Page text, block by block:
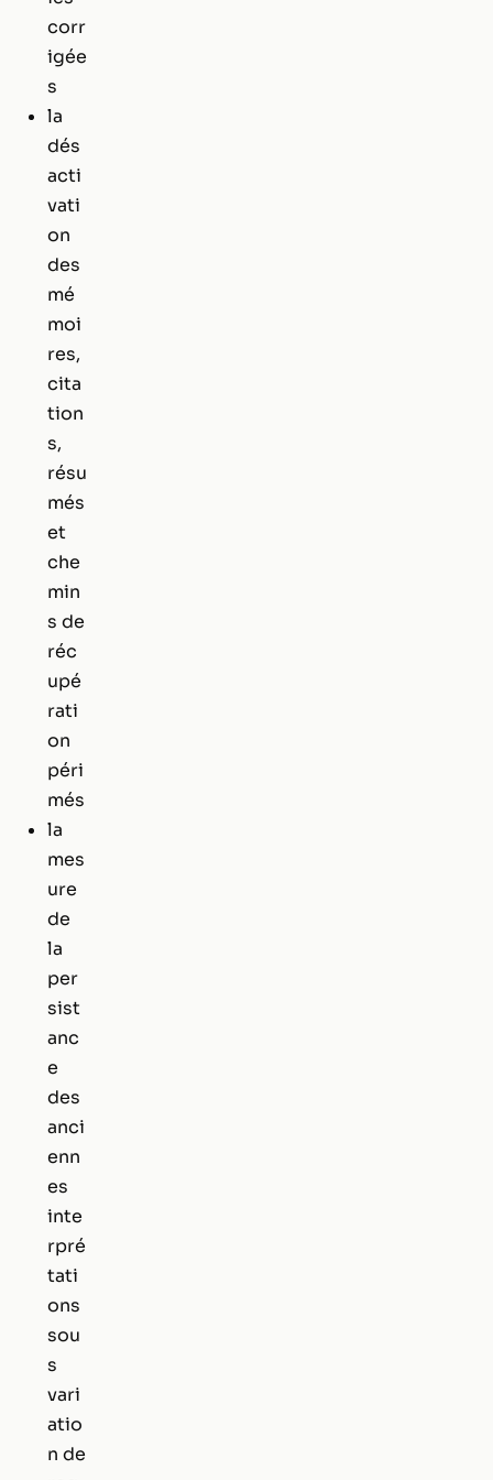
corr
igée
s
la
dés
acti
vati
on
des
mé
moi
res,
cita
tion
s,
résu
més
et
che
min
s de
réc
upé
rati
on
péri
més
la
mes
ure
de
la
per
sist
anc
e
des
anci
enn
es
inte
rpré
tati
ons
sou
s
vari
atio
n de